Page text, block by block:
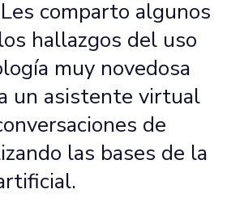
comparto algunos
hallazgos del uso
muy novedosa
un asistente virtual
de
las bases de la